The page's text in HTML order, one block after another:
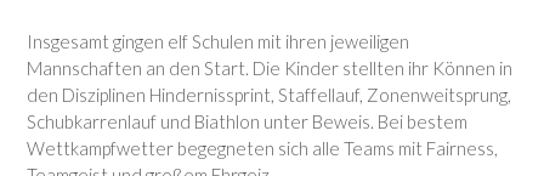
Insgesamt gingen elf Schulen mit ihren jeweiligen
Mannschaften an den Start. Die Kinder stellten ihr Können in
den Disziplinen Hindernissprint, Staffellauf, Zonenweitsprung,
Schubkarrenlauf und Biathlon unter Beweis. Bei bestem
Wettkampfwetter begegneten sich alle Teams mit Fairness,